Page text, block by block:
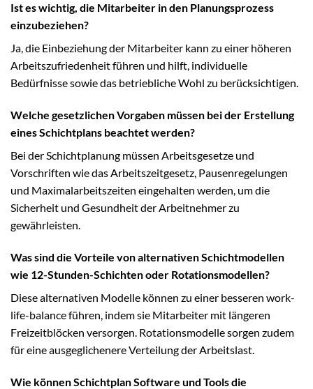
Ist es wichtig, die Mitarbeiter in den Planungsprozess
einzubeziehen?
Ja, die Einbeziehung der Mitarbeiter kann zu einer höheren
Arbeitszufriedenheit führen und hilft, individuelle
Bedürfnisse sowie das betriebliche Wohl zu berücksichtigen.
Welche gesetzlichen Vorgaben müssen bei der Erstellung
eines Schichtplans beachtet werden?
Bei der Schichtplanung müssen Arbeitsgesetze und
Vorschriften wie das Arbeitszeitgesetz, Pausenregelungen
und Maximalarbeitszeiten eingehalten werden, um die
Sicherheit und Gesundheit der Arbeitnehmer zu
gewährleisten.
Was sind die Vorteile von alternativen Schichtmodellen
wie 12-Stunden-Schichten oder Rotationsmodellen?
Diese alternativen Modelle können zu einer besseren work-
life-balance führen, indem sie Mitarbeiter mit längeren
Freizeitblöcken versorgen. Rotationsmodelle sorgen zudem
für eine ausgeglichenere Verteilung der Arbeitslast.
Wie können Schichtplan Software und Tools die